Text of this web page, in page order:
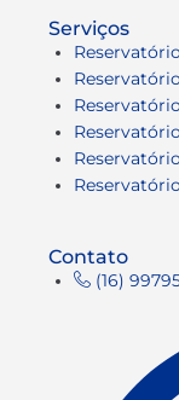
Serviços
Contato
(16)